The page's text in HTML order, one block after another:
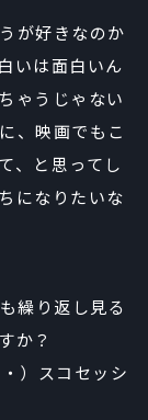
が好きなのか
いは面白いん
ゃうじゃない
、映画でもこ
、と思ってし
になりたいな
繰り返し見る
か？
）スコセッシ